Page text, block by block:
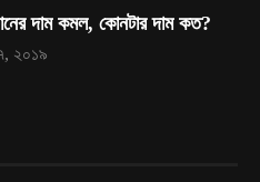
দাম কমল, কোনটার দাম কত?
২০১৯